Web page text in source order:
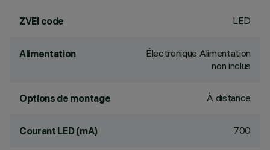
ZVEI code LED
Alimentation
Électronique Alimentation
non inclus
Options de montage À distance
Courant LED (mA) 700